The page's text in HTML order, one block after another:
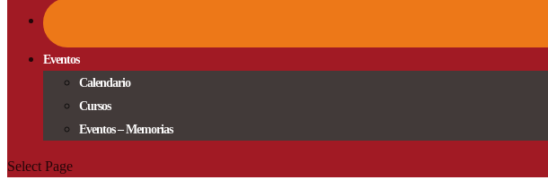
Eventos
Calendario
Cursos
Eventos – Memorias
Select Page